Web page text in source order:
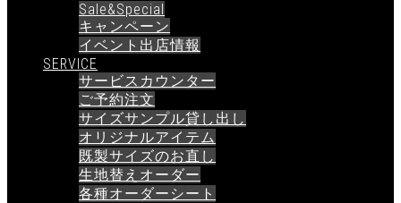
Sale&Special
キャンペーン
イベント出店情報
SERVICE
サービスカウンター
ご予約注文
サイズサンプル貸し出し
オリジナルアイテム
既製サイズのお直し
生地替えオーダー
各種オーダーシート